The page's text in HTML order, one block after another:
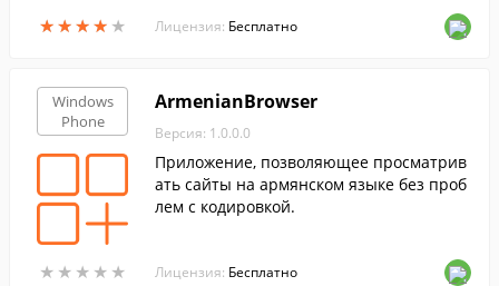
★★★★ ★
★★★★ ★ Лицензия: Бесплатно
Windows
Phone
★ ★ ★ ★ ★
★ ★ ★ ★ ★
ArmenianBrowser
Версия: 1.0.0.0
Приложение, позволяющее просматрив
ать сайты на армянском языке без проб
лем с кодировкой.
Лицензия: Бесплатно